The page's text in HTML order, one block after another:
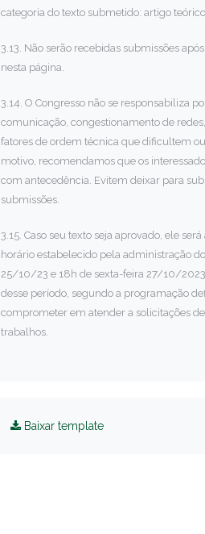
categoria do texto submetido: artigo
3.13. Não serão recebidas submissões
nesta página.
3.14. O Congresso não se responsabiliza
comunicação, congestionamento de
fatores de ordem técnica que dificultem
motivo, recomendamos que os
com antecedência. Evitem deixar para
submissões.
3.15. Caso seu texto seja aprovado, ele
horário estabelecido pela administração
25/10/23 e 18h de sexta-feira 27/10/
desse período, segundo a programação
comprometer em atender a solicitações
trabalhos.
Baixar template